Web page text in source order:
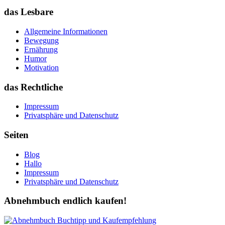
das Lesbare
Allgemeine Informationen
Bewegung
Ernährung
Humor
Motivation
das Rechtliche
Impressum
Privatsphäre und Datenschutz
Seiten
Blog
Hallo
Impressum
Privatsphäre und Datenschutz
Abnehmbuch endlich kaufen!